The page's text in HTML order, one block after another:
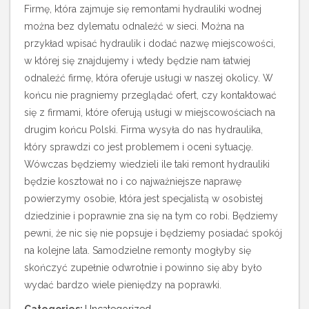
Firmę, która zajmuje się remontami hydrauliki wodnej
można bez dylematu odnaleźć w sieci. Można na
przykład wpisać hydraulik i dodać nazwę miejscowości,
w której się znajdujemy i wtedy będzie nam łatwiej
odnaleźć firmę, która oferuje usługi w naszej okolicy. W
końcu nie pragniemy przeglądać ofert, czy kontaktować
się z firmami, które oferują usługi w miejscowościach na
drugim końcu Polski. Firma wysyła do nas hydraulika,
który sprawdzi co jest problemem i oceni sytuację.
Wówczas będziemy wiedzieli ile taki remont hydrauliki
będzie kosztował no i co najważniejsze naprawę
powierzymy osobie, która jest specjalistą w osobistej
dziedzinie i poprawnie zna się na tym co robi. Będziemy
pewni, że nic się nie popsuje i będziemy posiadać spokój
na kolejne lata. Samodzielne remonty mogłyby się
skończyć zupełnie odwrotnie i powinno się aby było
wydać bardzo wiele pieniędzy na poprawki.